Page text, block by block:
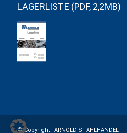
LAGERLISTE (PDF, 2,2MB)
© Copyright - ARNOLD STAHLHANDEL